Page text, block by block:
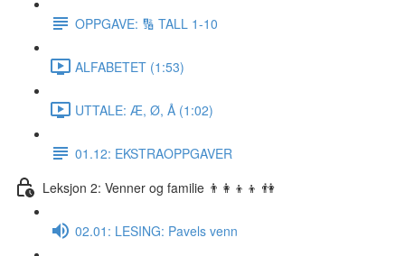
OPPGAVE: 🔢 TALL 1-10
ALFABETET (1:53)
UTTALE: Æ, Ø, Å (1:02)
01.12: EKSTRAOPPGAVER
Leksjon 2: Venner og familie 👨‍👩‍👦‍👦 👫
02.01: LESING: Pavels venn